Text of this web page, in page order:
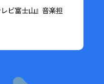
ビ富士山』音楽担